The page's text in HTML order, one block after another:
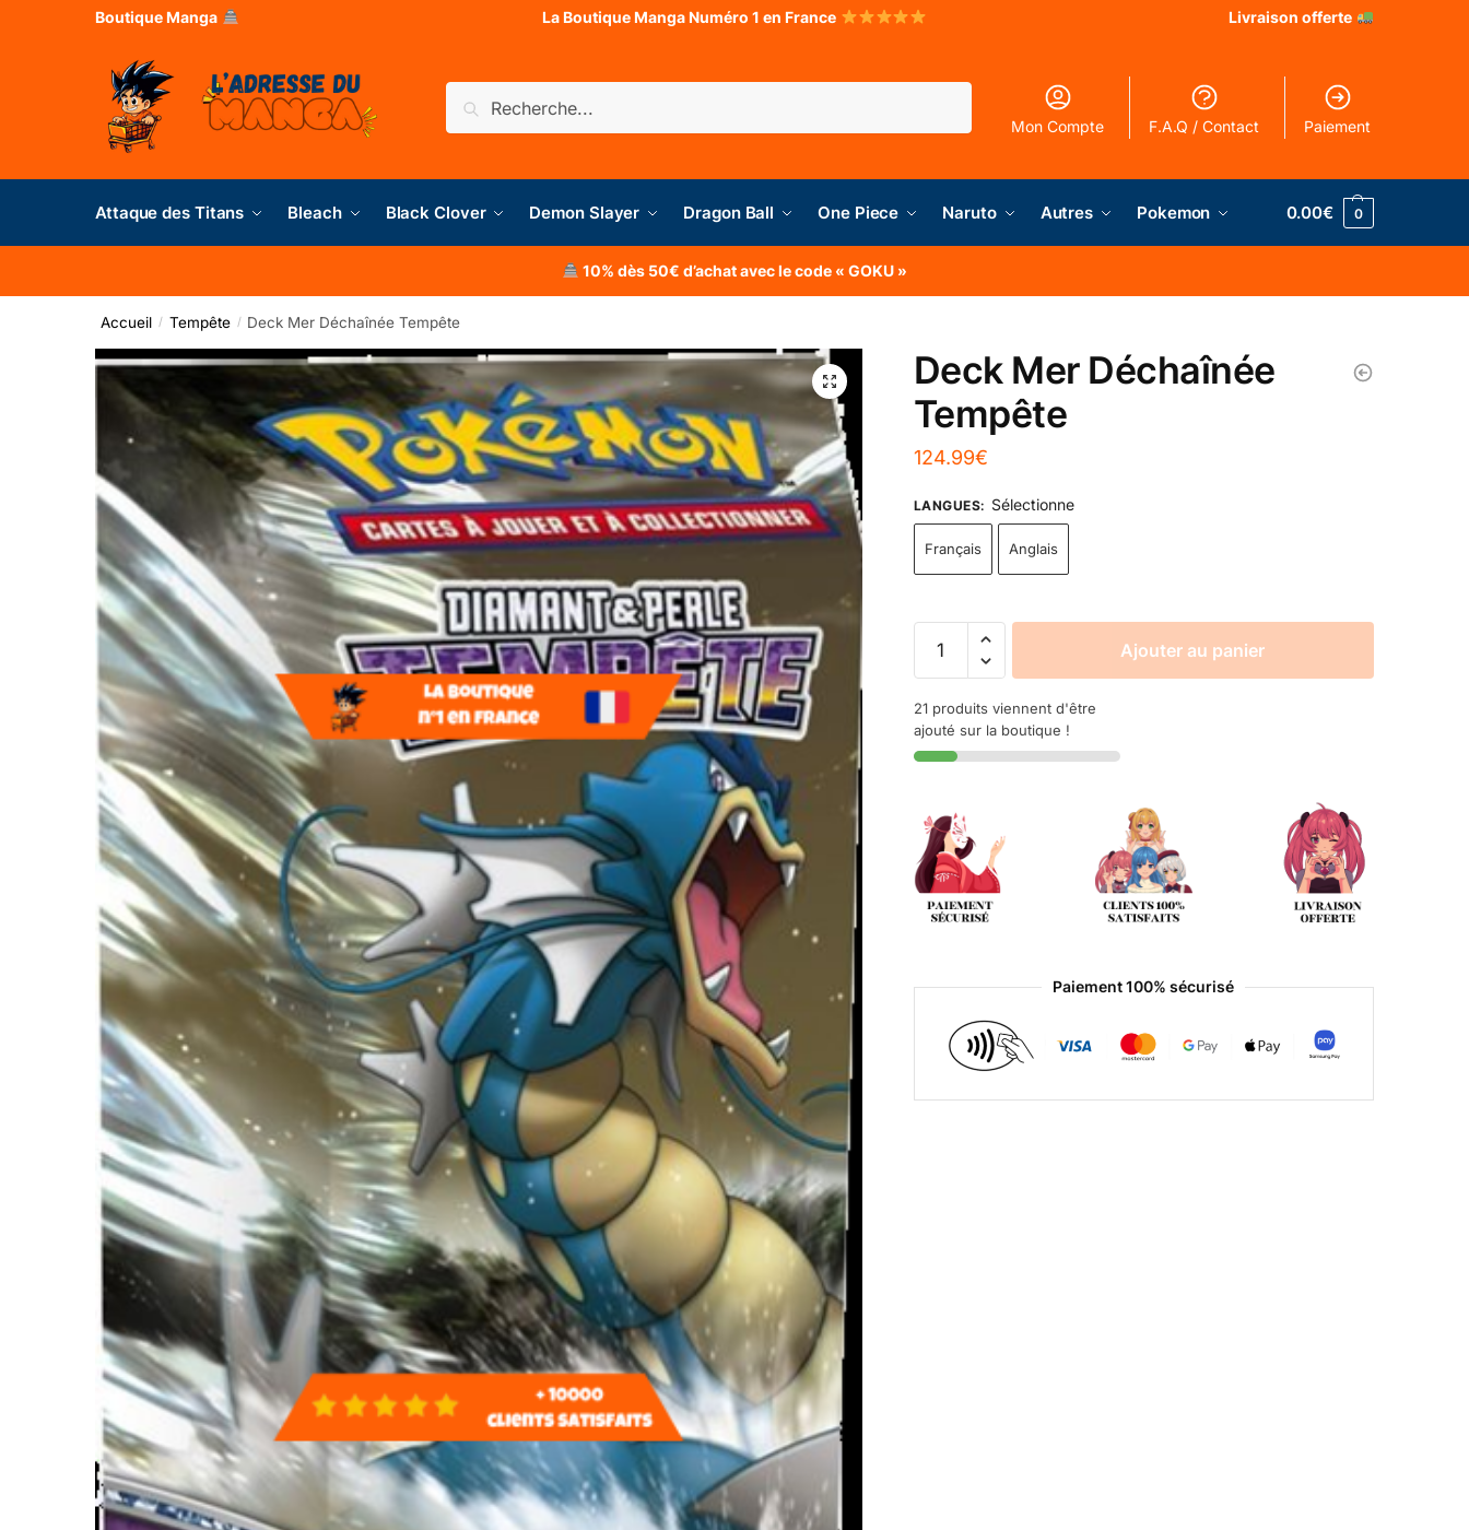
Boutique Manga La Boutique Manga Numéro 1 en France Livraison offerte
Mon Compte F.A.Q / Contact Paiement
Attaque des Titans Bleach Black Clover Demon Slayer Dragon Ball One Piece Naruto Autres Pokemon 0.00€ 0
10% dès 50€ d’achat avec le code « GOKU »
Accueil / Tempête / Deck Mer Déchaînée Tempête
Deck Mer Déchaînée
Tempête
124.99€
LANGUES: Sélectionne
Français Anglais
Ajouter au panier
21 produits viennent d'être
ajouté sur la boutique !
Paiement 100% sécurisé